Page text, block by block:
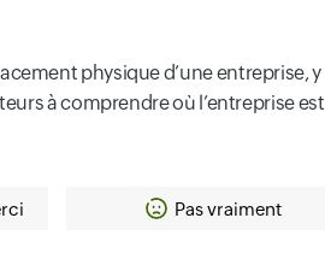
physique d’une entreprise, y
à comprendre où l’entreprise est
Pas vraiment